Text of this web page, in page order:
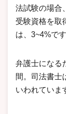
法試験の場合
受験資格を取
は、3~4%です
弁護士になる
間。司法書士
いわれていま